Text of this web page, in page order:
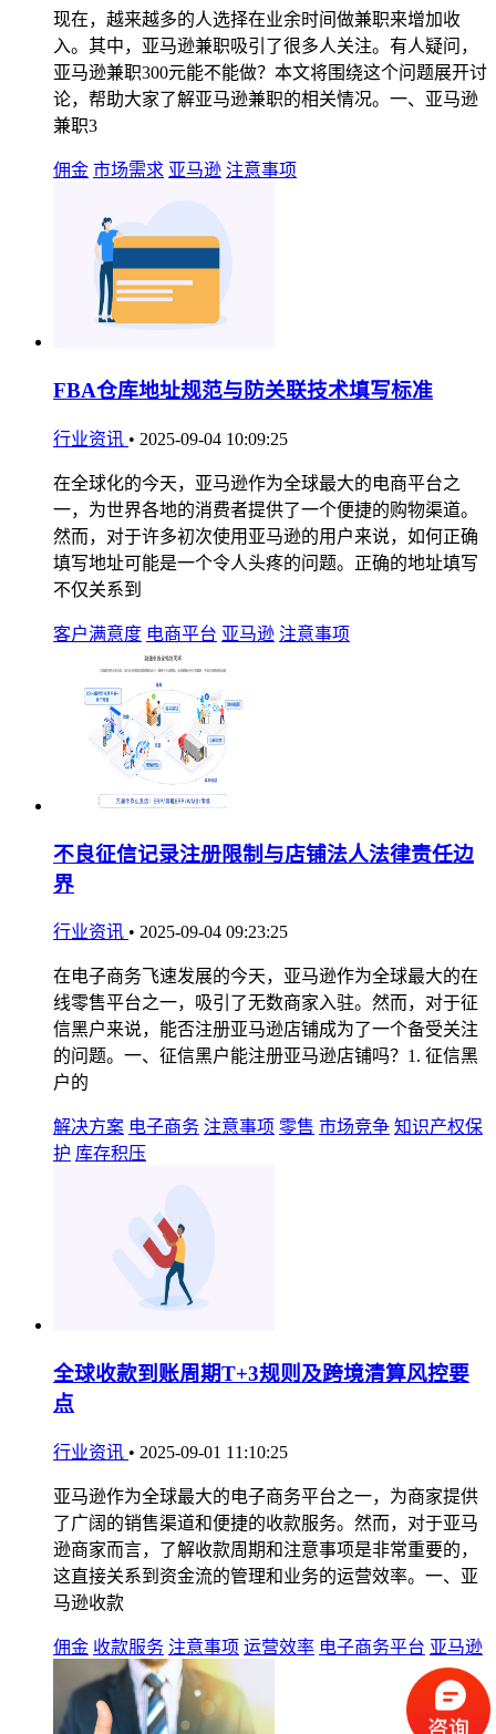
现在，越来越多的人选择在业余时间做兼职来增加收
入。其中，亚马逊兼职吸引了很多人关注。有人疑问，
亚马逊兼职300元能不能做？本文将围绕这个问题展开讨
论，帮助大家了解亚马逊兼职的相关情况。一、亚马逊
兼职3
佣金 市场需求 亚马逊 注意事项
FBA仓库地址规范与防关联技术填写标准
行业资讯 • 2025-09-04 10:09:25
在全球化的今天，亚马逊作为全球最大的电商平台之
一，为世界各地的消费者提供了一个便捷的购物渠道。
然而，对于许多初次使用亚马逊的用户来说，如何正确
填写地址可能是一个令人头疼的问题。正确的地址填写
不仅关系到
客户满意度 电商平台 亚马逊 注意事项
不良征信记录注册限制与店铺法人法律责任边
界
行业资讯 • 2025-09-04 09:23:25
在电子商务飞速发展的今天，亚马逊作为全球最大的在
线零售平台之一，吸引了无数商家入驻。然而，对于征
信黑户来说，能否注册亚马逊店铺成为了一个备受关注
的问题。一、征信黑户能注册亚马逊店铺吗？1. 征信黑
户的
解决方案 电子商务 注意事项 零售 市场竞争 知识产权保
护 库存积压
全球收款到账周期T+3规则及跨境清算风控要
点
行业资讯 • 2025-09-01 11:10:25
亚马逊作为全球最大的电子商务平台之一，为商家提供
了广阔的销售渠道和便捷的收款服务。然而，对于亚马
逊商家而言，了解收款周期和注意事项是非常重要的，
这直接关系到资金流的管理和业务的运营效率。一、亚
马逊收款
佣金 收款服务 注意事项 运营效率 电子商务平台 亚马逊